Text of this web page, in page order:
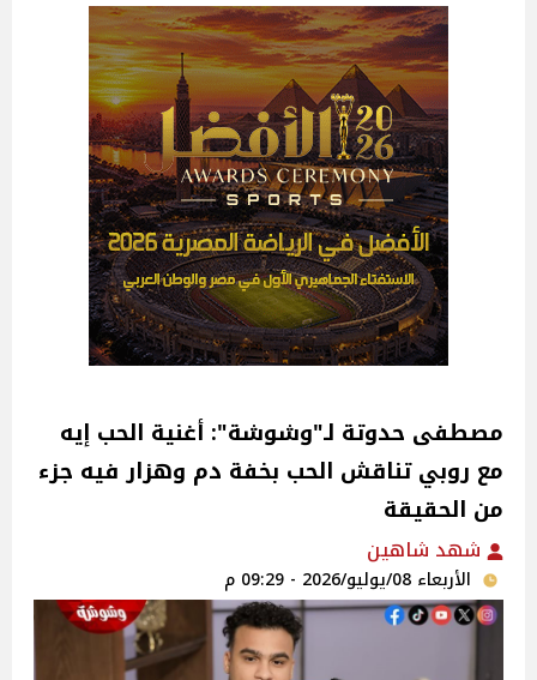
مصطفى حدوتة لـ"وشوشة": أغنية الحب إيه
مع روبي تناقش الحب بخفة دم وهزار فيه جزء
من الحقيقة
شهد شاهين
الأربعاء 08/يوليو/2026 - 09:29 م